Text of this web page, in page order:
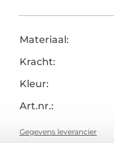
Materiaal:
Kracht:
Kleur:
Art.nr.:
Gegevens leverancier